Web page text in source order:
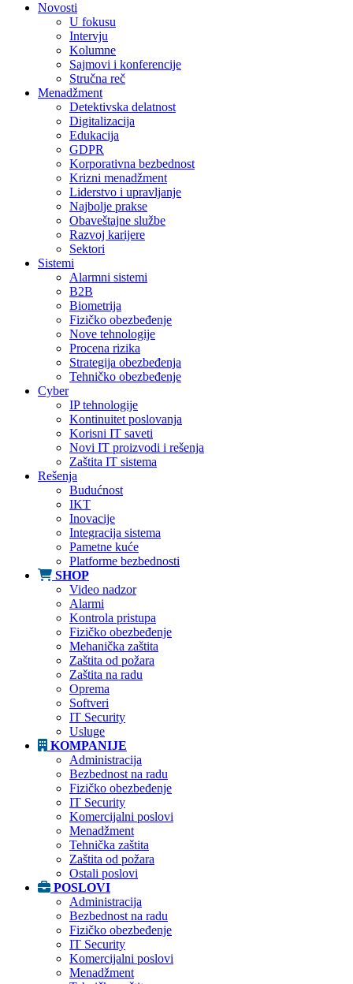
Novosti
U fokusu
Intervju
Kolumne
Sajmovi i konferencije
Stručna reč
Menadžment
Detektivska delatnost
Digitalizacija
Edukacija
GDPR
Korporativna bezbednost
Krizni menadžment
Liderstvo i upravljanje
Najbolje prakse
Obaveštajne službe
Razvoj karijere
Sektori
Sistemi
Alarmni sistemi
B2B
Biometrija
Fizičko obezbeđenje
Nove tehnologije
Procena rizika
Strategija obezbeđenja
Tehničko obezbeđenje
Cyber
IP tehnologije
Kontinuitet poslovanja
Korisni IT saveti
Novi IT proizvodi i rešenja
Zaštita IT sistema
Rešenja
Budućnost
IKT
Inovacije
Integracija sistema
Pametne kuće
Platforme bezbednosti
SHOP
Video nadzor
Alarmi
Kontrola pristupa
Fizičko obezbeđenje
Mehanička zaštita
Zaštita od požara
Zaštita na radu
Oprema
Softveri
IT Security
Usluge
KOMPANIJE
Administracija
Bezbednost na radu
Fizičko obezbeđenje
IT Security
Komercijalni poslovi
Menadžment
Tehnička zaštita
Zaštita od požara
Ostali poslovi
POSLOVI
Administracija
Bezbednost na radu
Fizičko obezbeđenje
IT Security
Komercijalni poslovi
Menadžment